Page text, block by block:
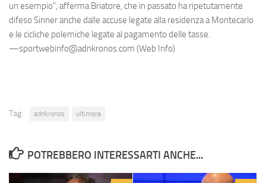
un esempio", afferma Briatore, che in passato ha ripetutamente
difeso Sinner anche dalle accuse legate alla residenza a Montecarlo
e le cicliche polemiche legate al pagamento delle tasse.
—sportwebinfo@adnkronos.com (Web Info)
Tag: adnkronos ultimora
POTREBBERO INTERESSARTI ANCHE...